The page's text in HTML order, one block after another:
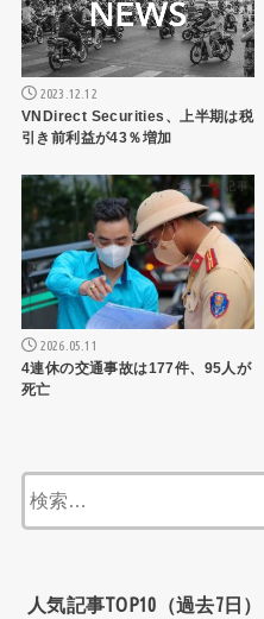
2023.12.12
VNDirect Securities、上半期は税
引き前利益が43％増加
ニュース記事
2026.05.11
4連休の交通事故は177件、95人が
死亡
人気記事TOP10（過去7日）